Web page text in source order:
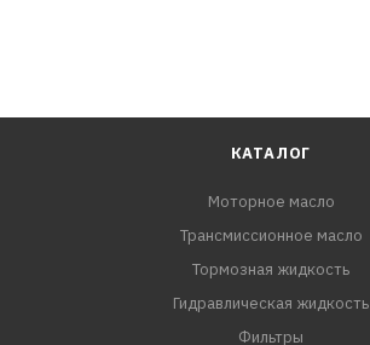
КАТАЛОГ
Моторное масло
Трансмиссионное масло
Тормозная жидкость
Гидравлическая жидкость
Фильтры